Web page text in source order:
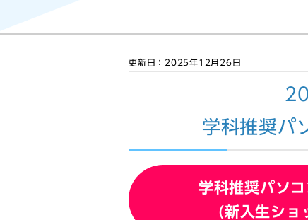
更新日：2025年12月26日
学科推奨パ
学科推奨パソ
(新入生ショ